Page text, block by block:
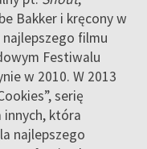
Bakker i kręcony w
najlepszego filmu
Festiwalu
w 2010. W 2013
serię
która
najlepszego